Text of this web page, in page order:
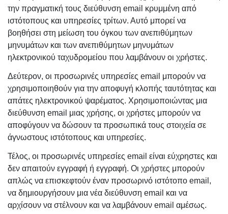
την πραγματική τους διεύθυνση email κρυμμένη από
ιστότοπους και υπηρεσίες τρίτων. Αυτό μπορεί να
βοηθήσει στη μείωση του όγκου των ανεπιθύμητων
μηνυμάτων και των ανεπιθύμητων μηνυμάτων
ηλεκτρονικού ταχυδρομείου που λαμβάνουν οι χρήστες.
Δεύτερον, οι προσωρινές υπηρεσίες email μπορούν να
χρησιμοποιηθούν για την αποφυγή κλοπής ταυτότητας και
απάτες ηλεκτρονικού ψαρέματος. Χρησιμοποιώντας μια
διεύθυνση email μιας χρήσης, οι χρήστες μπορούν να
αποφύγουν να δώσουν τα προσωπικά τους στοιχεία σε
άγνωστους ιστότοπους και υπηρεσίες.
Τέλος, οι προσωρινές υπηρεσίες email είναι εύχρηστες και
δεν απαιτούν εγγραφή ή εγγραφή. Οι χρήστες μπορούν
απλώς να επισκεφτούν έναν προσωρινό ιστότοπο email,
να δημιουργήσουν μια νέα διεύθυνση email και να
αρχίσουν να στέλνουν και να λαμβάνουν email αμέσως.